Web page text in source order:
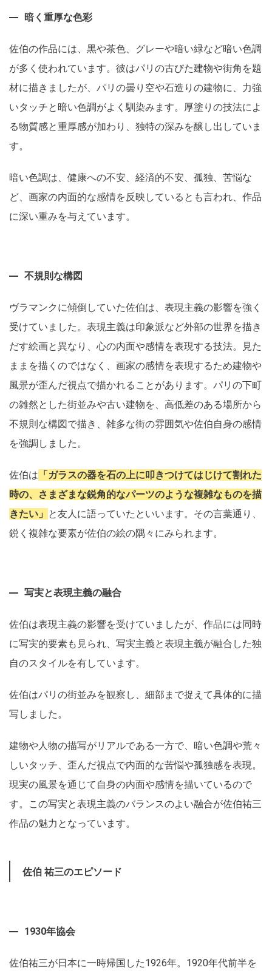
暗く重厚な色彩
佐伯の作品には、黒や茶色、グレーや暗い緑など暗い色調
が多く使われています。彼はパリの古びた建物や街角を題
材に描きましたが、パリの曇り空や石造りの建物に、力強
いタッチと暗い色調がよく馴染みます。厚塗りの技法によ
る物質感と重厚感が加わり、独特の深みを醸し出していま
す。
暗い色調は、健康への不安、経済的不安、孤独、苦悩な
ど、画家の内面的な感情を反映しているとも言われ、作品
に深い重みを与えています。
不規則な構図
ヴラマンクに傾倒していた佐伯は、表現主義の影響を強く
受けていました。表現主義は印象派など外部の世界を描き
だす絵画と異なり、心の内面や感情を表現する技法。見た
ままを描くのではなく、画家の感情を表現するため建物や
風景が歪んだ視点で描かれることがあります。パリの下町
の雑然とした街並みや古い建物を、高低差のある場所から
不規則な構図で描き、雑多な街の雰囲気や佐伯自身の感情
を強調しました。
佐伯は 「ガラスの器を石の上に叩きつけてはじけて割れた
時の、さまざまな鋭角的なパーツのような複雑なものを描
きたい」 と友人に語っていたといいます。その言葉通り、
鋭く複雑な要素が佐伯の絵の隅々にみられます。
写実と表現主義の融合
佐伯は表現主義の影響を受けていましたが、作品には同時
に写実的要素も見られ、写実主義と表現主義が融合した独
自のスタイルを有しています。
佐伯はパリの街並みを観察し、細部まで捉えて具体的に描
写しました。
建物や人物の描写がリアルである一方で、暗い色調や荒々
しいタッチ、歪んだ視点で内面的な苦悩や孤独感を表現。
現実の風景を通じて自身の内面や感情を描いているので
す。この写実と表現主義のバランスのよい融合が佐伯祐三
作品の魅力となっています。
佐伯 祐三のエピソード
1930年協会
佐伯祐三が日本に一時帰国した1926年。1920年代前半を